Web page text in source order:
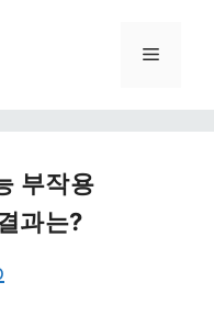
Menu
부작용
과는?